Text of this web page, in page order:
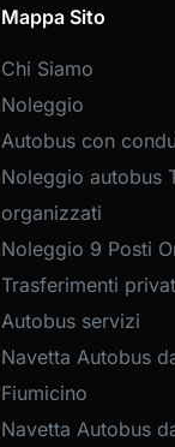
Mappa Sito
Chi Siamo
Noleggio
Autobus con
Noleggio autobus
organizzati
Noleggio 9 Posti
Trasferimenti
Autobus servizi
Navetta Autobus
Fiumicino
Navetta Autobus